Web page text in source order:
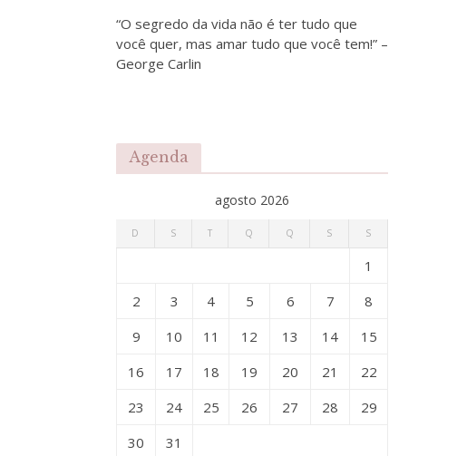
“O segredo da vida não é ter tudo que
você quer, mas amar tudo que você tem!” –
George Carlin
Agenda
agosto 2026
D S T Q Q S S
1
2
3 4 5 6 7
8
9
10 11 12 13 14
15
16
17 18 19 20 21
22
23
24 25 26 27 28
29
30
31